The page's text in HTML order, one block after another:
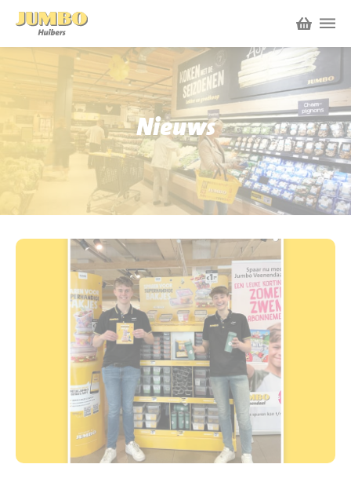
Winkels
P.W.A. Park
Bruïneplein
Nieuws
Acties
Werken bij Jumbo Huibers
Vacatures en Solliciteren
Werken en leren
Jumbo.com
BBQ gigant webshop
Jumbo Huibers Specials
Nieuws